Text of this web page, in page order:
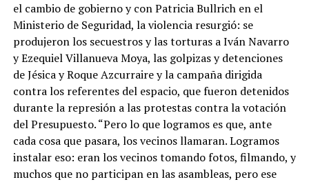
el cambio de gobierno y con Patricia Bullrich en el
Ministerio de Seguridad, la violencia resurgió: se
produjeron los secuestros y las torturas a Iván Navarro
y Ezequiel Villanueva Moya, las golpizas y detenciones
de Jésica y Roque Azcurraire y la campaña dirigida
contra los referentes del espacio, que fueron detenidos
durante la represión a las protestas contra la votación
del Presupuesto. “Pero lo que logramos es que, ante
cada cosa que pasara, los vecinos llamaran. Logramos
instalar eso: eran los vecinos tomando fotos, filmando, y
muchos que no participan en las asambleas, pero ese